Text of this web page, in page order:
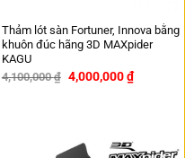
Thảm lót sàn Fortuner, Innova bằng
khuôn đúc hãng 3D MAXpider
KAGU
4,100,000₫ 4,000,000₫